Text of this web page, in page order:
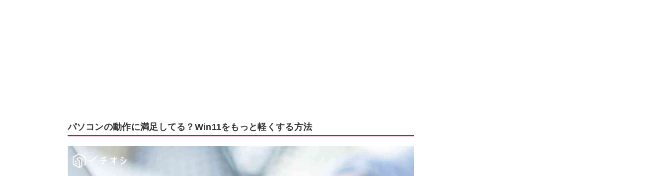
パソコンの動作に満足してる？Win11をもっと軽くする方法